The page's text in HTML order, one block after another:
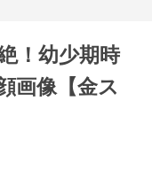
！幼少期時
画像【金ス